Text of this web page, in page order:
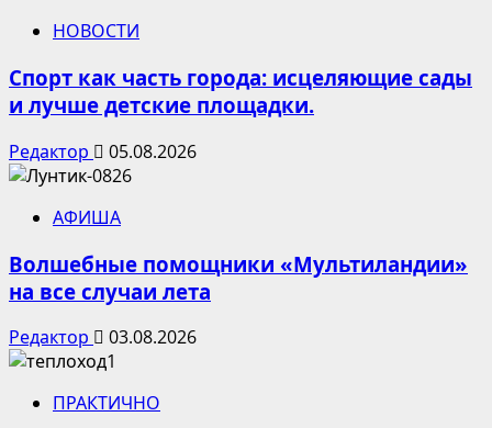
НОВОСТИ
Спорт как часть города: исцеляющие сады
и лучше детские площадки.
Редактор 05.08.2026
АФИША
Волшебные помощники «Мультиландии»
на все случаи лета
Редактор 03.08.2026
ПРАКТИЧНО